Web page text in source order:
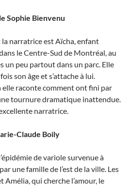
Sophie Bienvenu
narratrice est Aïcha, enfant
le Centre-Sud de Montréal, au
un peu partout dans un parc. Elle
son âge et s’attache à lui.
elle raconte comment ont fini par
tournure dramatique inattendue.
narratrice.
Claude Boily
de variole survenue à
une famille de l’est de la ville. Les
qui cherche l’amour, le